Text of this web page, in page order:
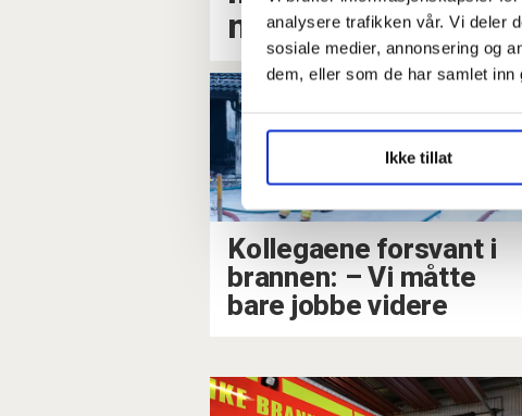
analysere trafikken vår. Vi deler
sosiale medier, annonsering og
dem, eller som de har samlet
Ikke tillat
mistenkt eller
Kollegaene forsvant i
brannen: – Vi måtte
bare jobbe videre